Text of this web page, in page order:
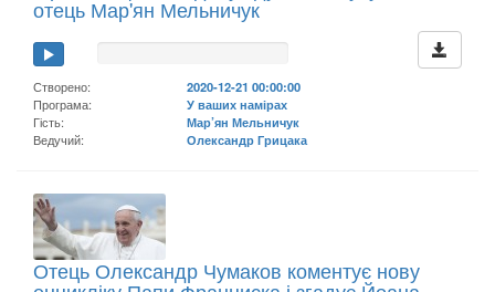
отець Мар'ян Мельничук
Створено:
2020-12-21 00:00:00
Програма:
У ваших намірах
Гість:
Мар’ян Мельничук
Ведучий:
Олександр Грицака
Отець Олександр Чумаков коментує нову